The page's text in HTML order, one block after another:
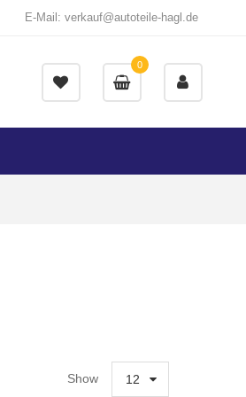
E-Mail: verkauf@autoteile-hagl.de
0
Show 12